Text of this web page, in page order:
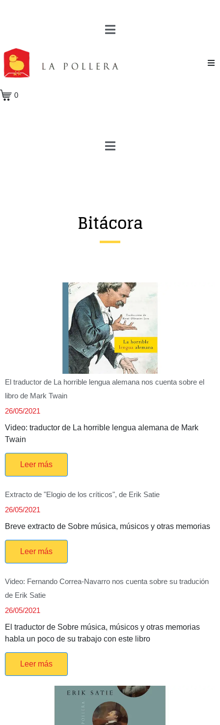
0
Bitácora
El traductor de La horrible lengua alemana nos cuenta sobre el
libro de Mark Twain
26/05/2021
Video: traductor de La horrible lengua alemana de Mark
Twain
Leer más
Extracto de "Elogio de los críticos", de Erik Satie
26/05/2021
Breve extracto de Sobre música, músicos y otras memorias
Leer más
Video: Fernando Correa-Navarro nos cuenta sobre su tradución
de Erik Satie
26/05/2021
El traductor de Sobre música, músicos y otras memorias
habla un poco de su trabajo con este libro
Leer más